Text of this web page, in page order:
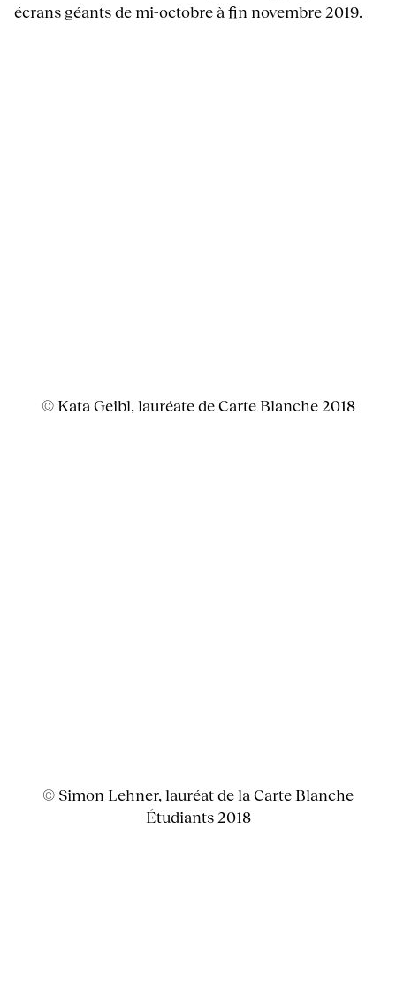
écrans géants de mi-octobre à fin novembre 2019.
© Kata Geibl, lauréate de Carte Blanche 2018
© Simon Lehner, lauréat de la Carte Blanche
Étudiants 2018